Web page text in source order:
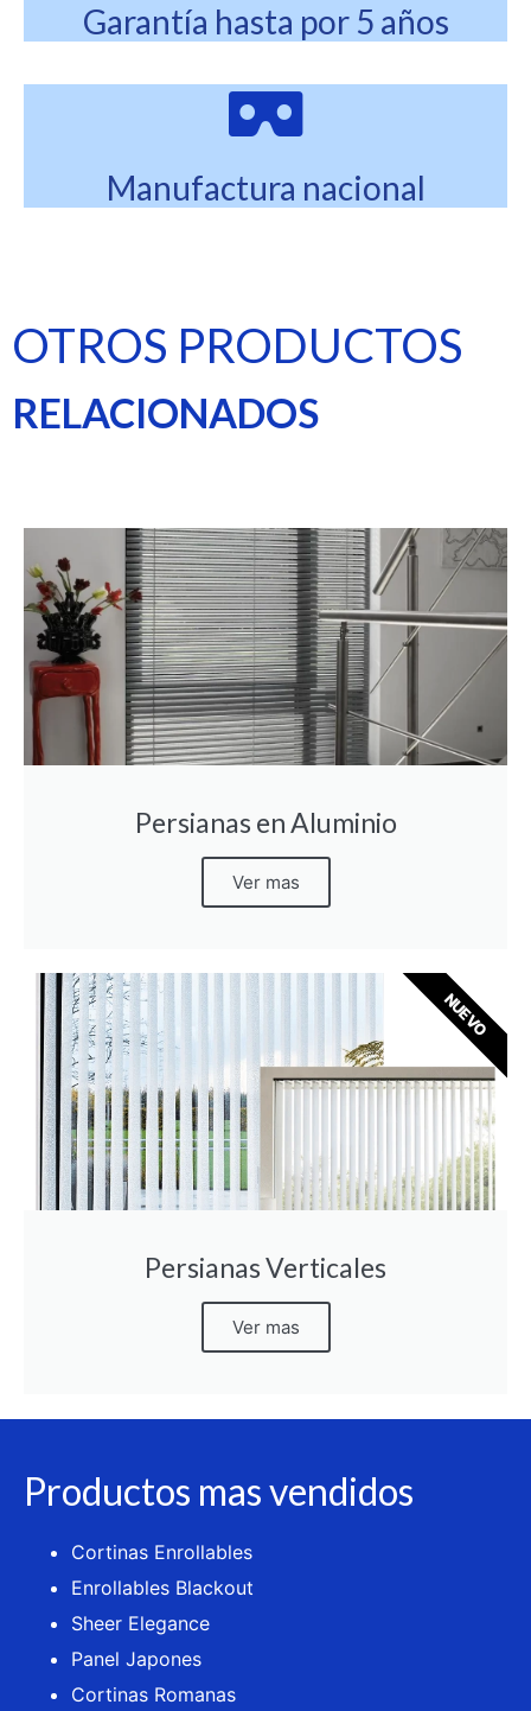
Garantía hasta por 5 años
Manufactura nacional
OTROS PRODUCTOS
RELACIONADOS
Persianas en Aluminio
Ver mas
Persianas Verticales
Ver mas
NUEVO
Productos mas vendidos
Cortinas Enrollables
Enrollables Blackout
Sheer Elegance
Panel Japones
Cortinas Romanas